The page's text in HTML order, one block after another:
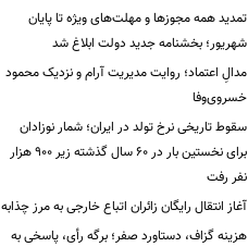
تمدید همه مجوزها و مهلت‌های ویژه تا پایان
شهریور؛ بخشنامه جدید دولت ابلاغ شد
مدالِ اعتماد؛ روایت مدیریت آرام و نزدیک محمود
خسروی‌وفا
سقوط تاریخی نرخ تولد در ایران؛ شمار نوزادان
برای نخستین بار در ۶۰ سال گذشته زیر ۹۰۰ هزار
نفر رفت
آغاز انتقال رایگان زائران اتباع خارجی به مرز چذابه
هزینه گزاف، دستاورد صفر؛ برگه رأی، پاسخی به